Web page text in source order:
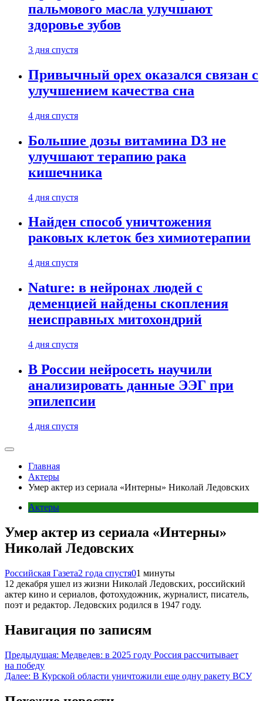
пальмового масла улучшают
здоровье зубов
3 дня спустя
Привычный орех оказался связан с
улучшением качества сна
4 дня спустя
Большие дозы витамина D3 не
улучшают терапию рака
кишечника
4 дня спустя
Найден способ уничтожения
раковых клеток без химиотерапии
4 дня спустя
Nature: в нейронах людей с
деменцией найдены скопления
неисправных митохондрий
4 дня спустя
В России нейросеть научили
анализировать данные ЭЭГ при
эпилепсии
4 дня спустя
Главная
Актеры
Умер актер из сериала «Интерны» Николай Ледовских
Актеры
Умер актер из сериала «Интерны»
Николай Ледовских
Российская Газета2 года спустя01 минуты
12 декабря ушел из жизни Николай Ледовских, российский
актер кино и сериалов, фотохудожник, журналист, писатель,
поэт и редактор. Ледовских родился в 1947 году.
Навигация по записям
Предыдущая: Медведев: в 2025 году Россия рассчитывает
на победу
Далее: В Курской области уничтожили еще одну ракету ВСУ